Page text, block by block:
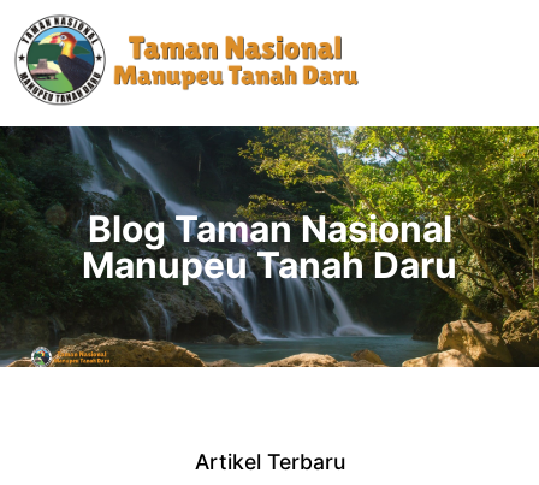
Blog Taman Nasional
Manupeu Tanah Daru
Artikel Terbaru